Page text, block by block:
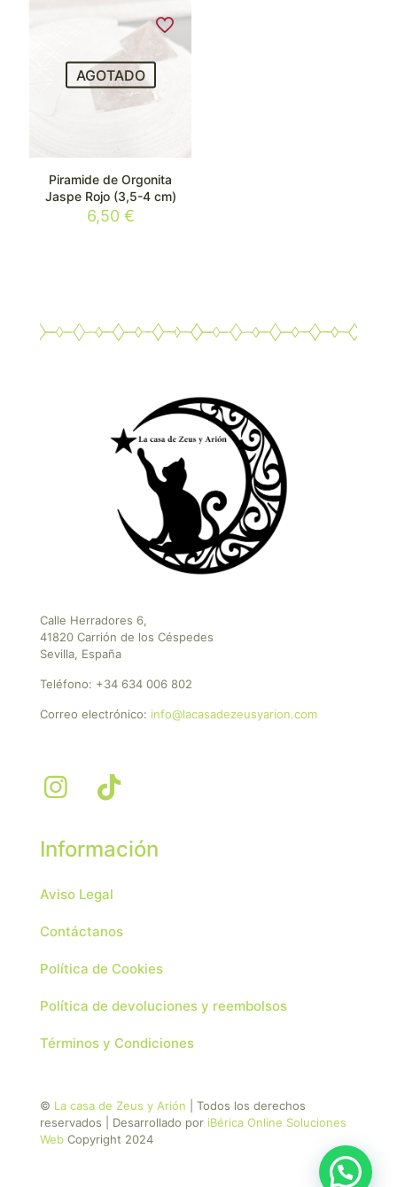
AGOTADO
Piramide de Orgonita
Jaspe Rojo (3,5-4 cm)
6,50 €
Calle Herradores 6,
41820 Carrión de los Céspedes
Sevilla, España
Teléfono: +34 634 006 802
Correo electrónico: info@lacasadezeusyarion.com
Información
Aviso Legal
Contáctanos
Política de Cookies
Política de devoluciones y reembolsos
Términos y Condiciones
© La casa de Zeus y Arión | Todos los derechos
reservados | Desarrollado por iBérica Online Soluciones
Web Copyright 2024